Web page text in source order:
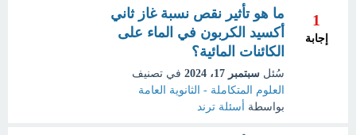
1
إجابة
ما هو تأثير نقص نسبة غاز ثاني
أكسيد الكربون في الماء على
الكائنات المائية؟
سُئل سبتمبر 17، 2024
في تصنيف
العلوم المتكاملة - الثانوية العامة
بواسطة
أسئلة ترند